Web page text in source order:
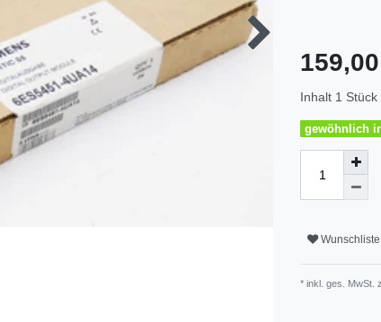
Inhalt 1 Stück
gewöhnlich
Wunschliste
* inkl. ges. MwSt.